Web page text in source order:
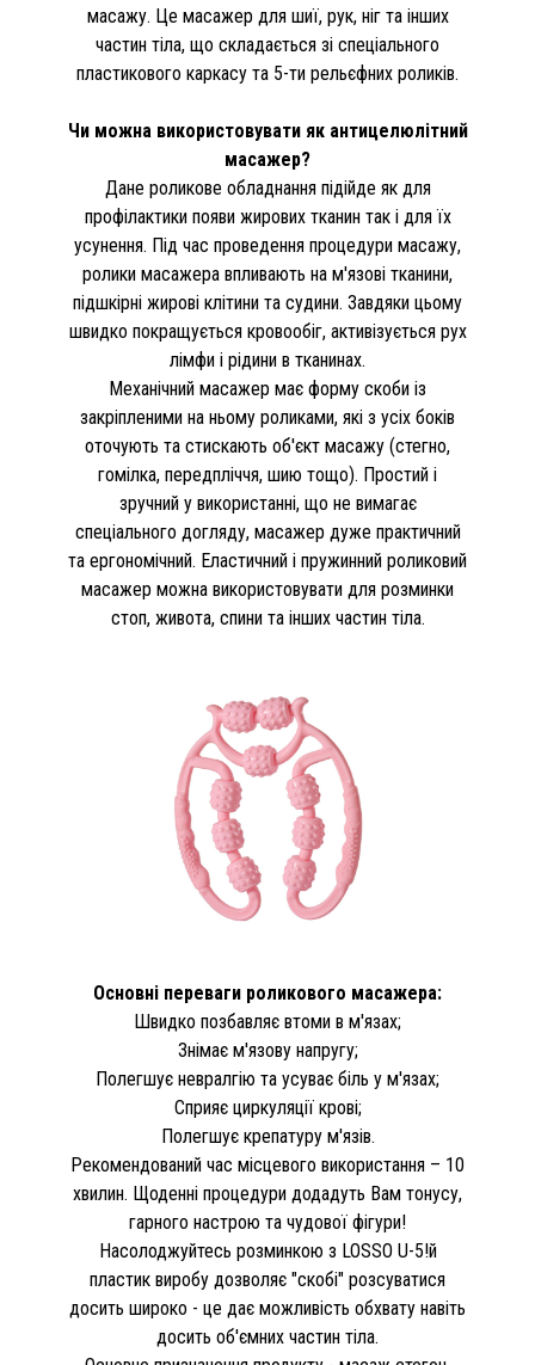
масажу. Це масажер для шиї, рук, ніг та інших
частин тіла, що складається зі спеціального
пластикового каркасу та 5-ти рельєфних роликів.
Чи можна використовувати як антицелюлітний
масажер?
Дане роликове обладнання підійде як для
профілактики появи жирових тканин так і для їх
усунення. Під час проведення процедури масажу,
ролики масажера впливають на м'язові тканини,
підшкірні жирові клітини та судини. Завдяки цьому
швидко покращується кровообіг, активізується рух
лімфи і рідини в тканинах.
Механічний масажер має форму скоби із
закріпленими на ньому роликами, які з усіх боків
оточують та стискають об'єкт масажу (стегно,
гомілка, передпліччя, шию тощо). Простий і
зручний у використанні, що не вимагає
спеціального догляду, масажер дуже практичний
та ергономічний. Еластичний і пружинний роликовий
масажер можна використовувати для розминки
стоп, живота, спини та інших частин тіла.
Основні переваги роликового масажера:
Швидко позбавляє втоми в м'язах;
Знімає м'язову напругу;
Полегшує невралгію та усуває біль у м'язах;
Сприяє циркуляції крові;
Полегшує крепатуру м'язів.
Рекомендований час місцевого використання – 10
хвилин. Щоденні процедури додадуть Вам тонусу,
гарного настрою та чудової фігури!
Насолоджуйтесь розминкою з LOSSO U-5!й
пластик виробу дозволяє "скобі" розсуватися
досить широко - це дає можливість обхвату навіть
досить об'ємних частин тіла.